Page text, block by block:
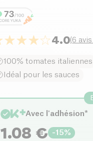
4.0(6
100% tomates italiennes
Idéal pour les sauces
Avec l'adhésion*
1.08 € -15%